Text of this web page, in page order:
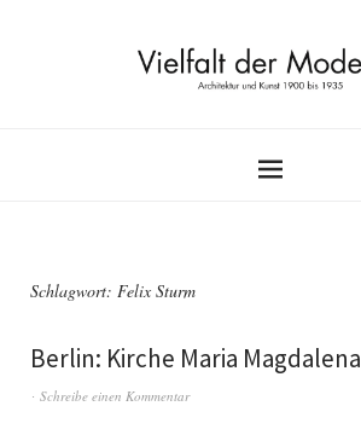
Schlagwort: Felix Sturm
Berlin: Kirche Maria Magdalena
Schreibe einen Kommentar